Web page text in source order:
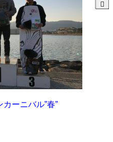
カーニバル”春”